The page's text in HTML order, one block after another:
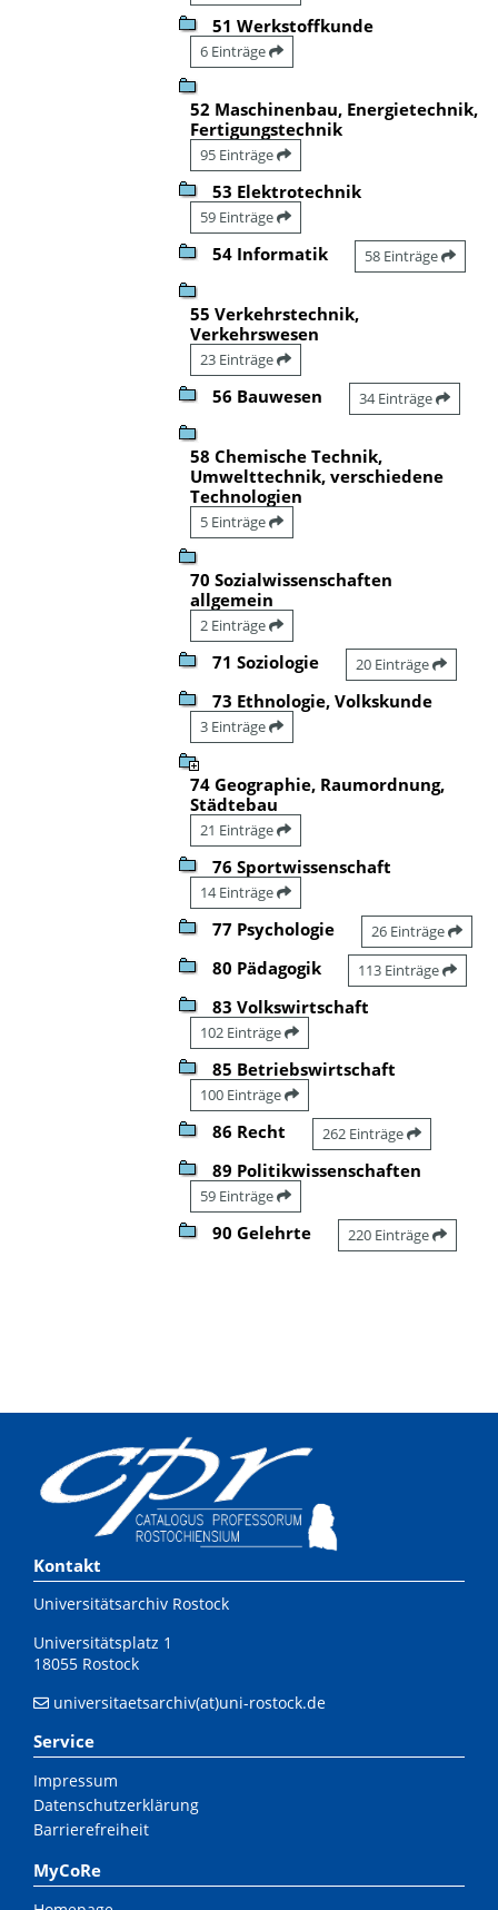
51 Werkstoffkunde
6 Einträge
52 Maschinenbau, Energietechnik,
Fertigungstechnik
95 Einträge
53 Elektrotechnik
59 Einträge
54 Informatik 58 Einträge
55 Verkehrstechnik,
Verkehrswesen
23 Einträge
56 Bauwesen 34 Einträge
58 Chemische Technik,
Umwelttechnik, verschiedene
Technologien
5 Einträge
70 Sozialwissenschaften
allgemein
2 Einträge
71 Soziologie 20 Einträge
73 Ethnologie, Volkskunde
3 Einträge
74 Geographie, Raumordnung,
Städtebau
21 Einträge
76 Sportwissenschaft
14 Einträge
77 Psychologie 26 Einträge
80 Pädagogik 113 Einträge
83 Volkswirtschaft
102 Einträge
85 Betriebswirtschaft
100 Einträge
86 Recht 262 Einträge
89 Politikwissenschaften
59 Einträge
90 Gelehrte 220 Einträge
Kontakt
Universitätsarchiv Rostock
Universitätsplatz 1
18055 Rostock
universitaetsarchiv(at)uni-rostock.de
Service
Impressum
Datenschutzerklärung
Barrierefreiheit
MyCoRe